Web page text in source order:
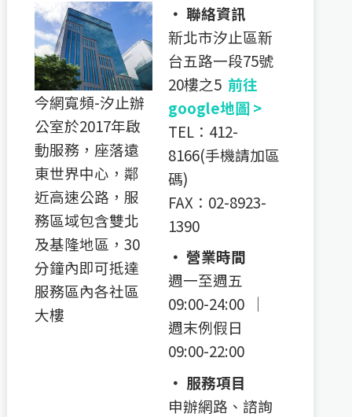
今網寬頻-汐止辦
公室於2017年啟
動服務，座落遠
東世界中心，鄰
近高速公路，服
務區域包含雙北
及基隆地區，30
分鐘內即可抵達
服務區內各社區
大樓
‧ 聯絡資訊
新北市汐止區新
台五路一段75號
20樓之5 前往
google地圖 >
TEL：412-
8166(手機請加區
碼)
FAX：02-8923-
1390
‧ 營業時間
週一至週五
09:00-24:00 │
週末例假日
09:00-22:00
‧ 服務項目
申辦網路、諮詢